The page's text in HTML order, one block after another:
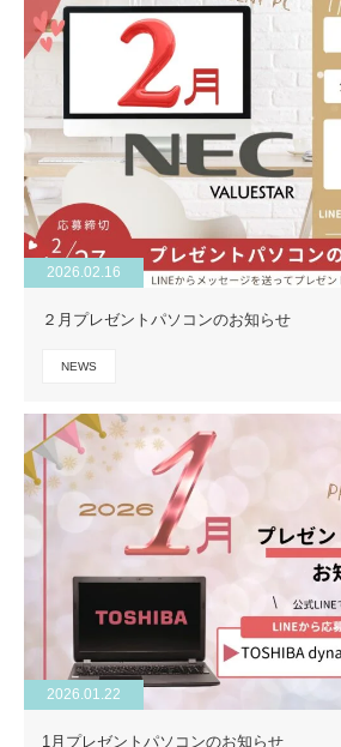
2026.02.16
２月プレゼントパソコンのお知らせ
NEWS
2026.01.22
1月プレゼントパソコンのお知らせ